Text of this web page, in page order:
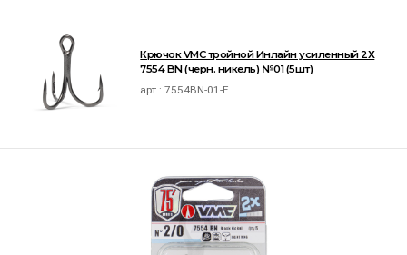
Крючок VMC тройной Инлайн усиленный 2Х
7554 BN (черн. никель) №01 (5шт)
арт.:7554BN-01-E